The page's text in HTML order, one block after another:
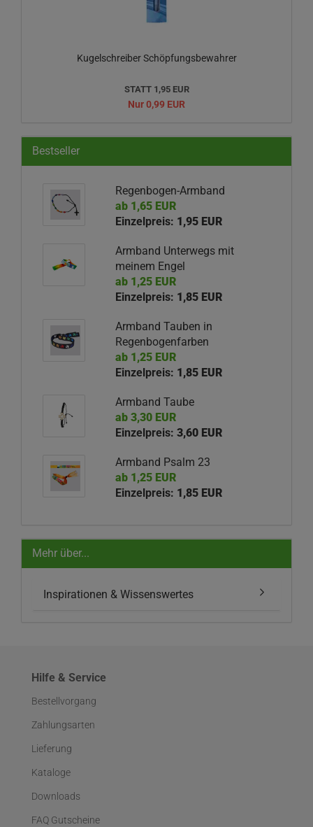
Kugelschreiber Schöpfungsbewahrer
STATT 1,95 EUR
Nur 0,99 EUR
Bestseller
Regenbogen-Armband
ab 1,65 EUR
Einzelpreis: 1,95 EUR
Armband Unterwegs mit
meinem Engel
ab 1,25 EUR
Einzelpreis: 1,85 EUR
Armband Tauben in
Regenbogenfarben
ab 1,25 EUR
Einzelpreis: 1,85 EUR
Armband Taube
ab 3,30 EUR
Einzelpreis: 3,60 EUR
Armband Psalm 23
ab 1,25 EUR
Einzelpreis: 1,85 EUR
Mehr über...
Inspirationen & Wissenswertes
Hilfe & Service
Bestellvorgang
Zahlungsarten
Lieferung
Kataloge
Downloads
FAQ Gutscheine